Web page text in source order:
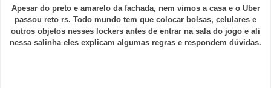
Apesar do preto e amarelo da fachada, nem vimos a casa e o Uber
passou reto rs. Todo mundo tem que colocar bolsas, celulares e
outros objetos nesses lockers antes de entrar na sala do jogo e ali
nessa salinha eles explicam algumas regras e respondem dúvidas.